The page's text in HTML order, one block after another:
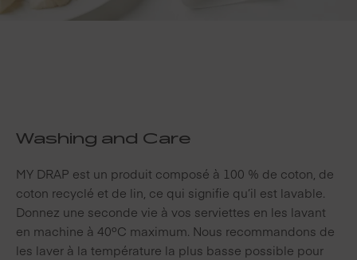
Washing and Care
MY DRAP est un produit composé à 100 % de coton, de
coton recyclé et de lin, ce qui signifie qu’il est lavable.
Donnez une seconde vie à vos serviettes en les lavant
en machine à 40ºC maximum. Nous recommandons de
les laver à la température la plus basse possible pour